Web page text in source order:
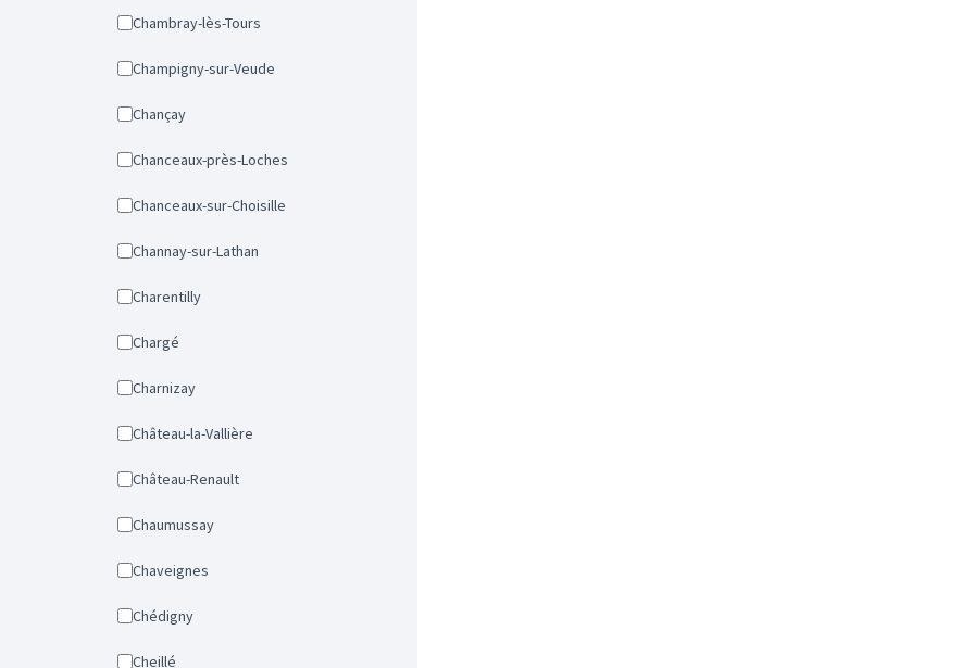
Chambray-lès-Tours
Champigny-sur-Veude
Chançay
Chanceaux-près-Loches
Chanceaux-sur-Choisille
Channay-sur-Lathan
Charentilly
Chargé
Charnizay
Château-la-Vallière
Château-Renault
Chaumussay
Chaveignes
Chédigny
Cheillé